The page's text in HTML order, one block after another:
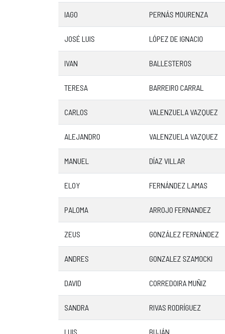
IAGO PERNÁS MOURENZA
JOSÉ LUIS LÓPEZ DE IGNACIO
IVAN BALLESTEROS
TERESA BARREIRO CARRAL
CARLOS VALENZUELA VAZQUEZ
ALEJANDRO VALENZUELA VAZQUEZ
MANUEL DÍAZ VILLAR
ELOY FERNÁNDEZ LAMAS
PALOMA ARROJO FERNANDEZ
ZEUS GONZÁLEZ FERNÁNDEZ
ANDRES GONZALEZ SZAMOCKI
DAVID CORREDOIRA MUÑIZ
SANDRA RIVAS RODRÍGUEZ
LUIS BUJÁN